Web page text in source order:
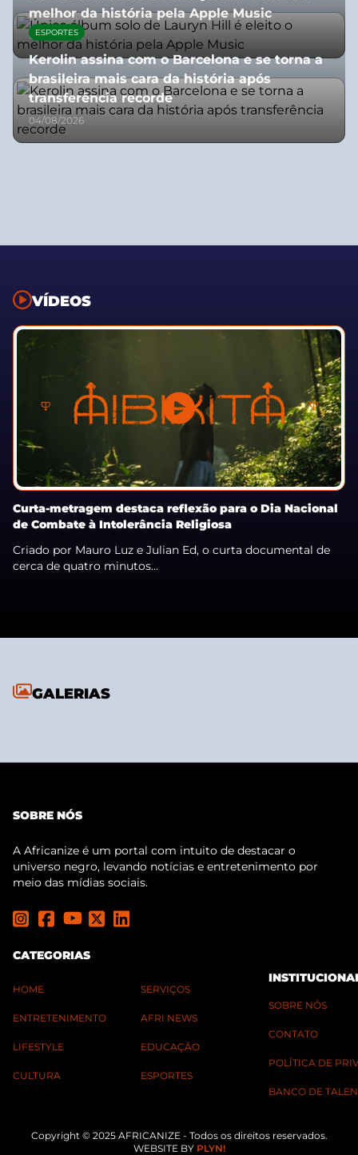
melhor da história pela Apple Music
06/08/2026
ESPORTES
Kerolin assina com o Barcelona e se torna a
brasileira mais cara da história após
transferência recorde
04/08/2026
VÍDEOS
Curta-metragem destaca reflexão para o Dia Nacional
de Combate à Intolerância Religiosa
Criado por Mauro Luz e Julian Ed, o curta documental de
cerca de quatro minutos...
GALERIAS
SOBRE NÓS
A Africanize é um portal com intuito de destacar o
universo negro, levando notícias e entretenimento por
meio das mídias sociais.
CATEGORIAS
HOME
ENTRETENIMENTO
LIFESTYLE
CULTURA
SERVIÇOS
AFRI NEWS
EDUCAÇÃO
ESPORTES
SOBRE NÓS
CONTATO
POLÍTICA DE
BANCO DE
Copyright © 2025 AFRICANIZE - Todos os direitos reservados.
WEBSITE BY PLYN!